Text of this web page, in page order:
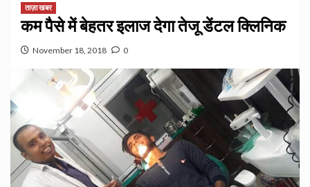
ताज़ा खबर
कम पैसे में बेहतर इलाज देगा तेजू डेंटल क्लिनिक
November 18, 2018 0